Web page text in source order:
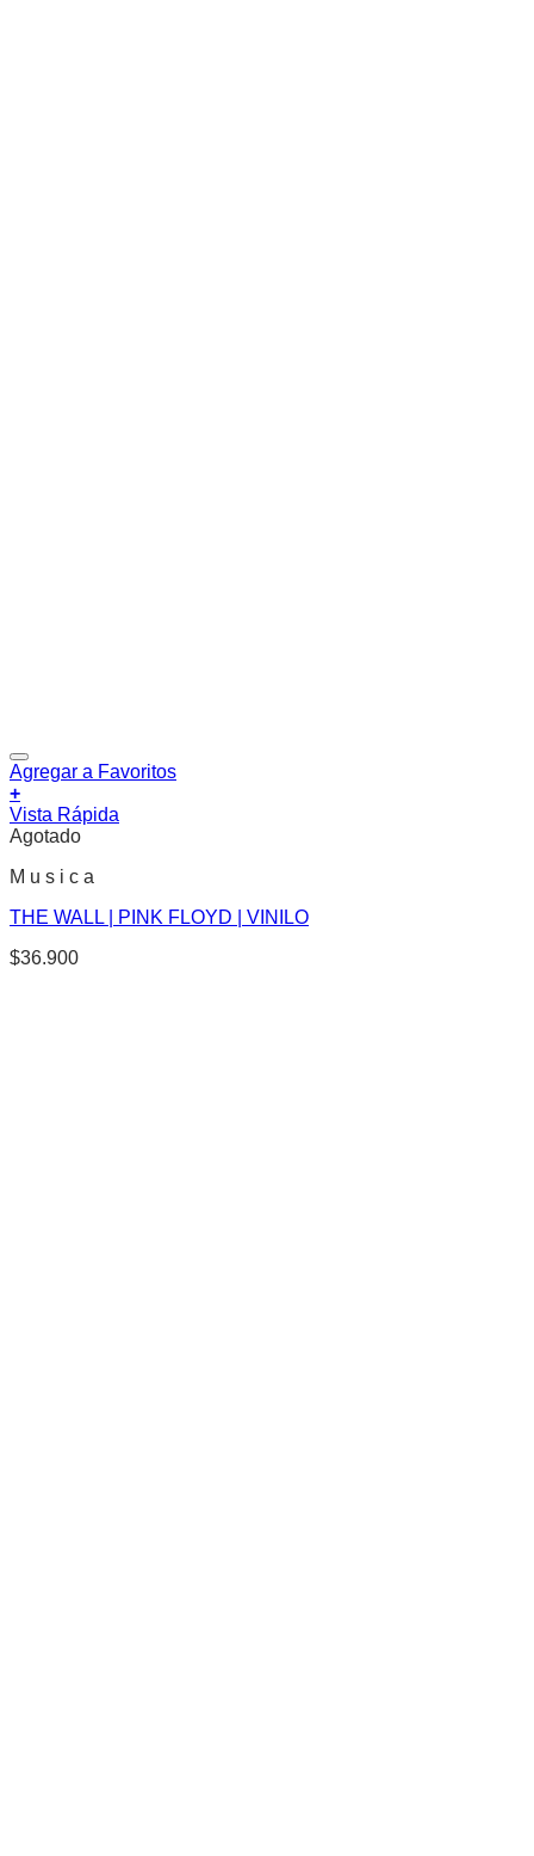
Agregar a Favoritos
+
Vista Rápida
Agotado
M u s i c a
THE WALL | PINK FLOYD | VINILO
$36.900